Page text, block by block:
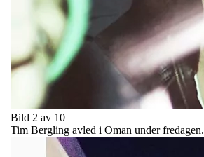
Bild 2 av 10
Tim Bergling avled i Oman under fredagen.